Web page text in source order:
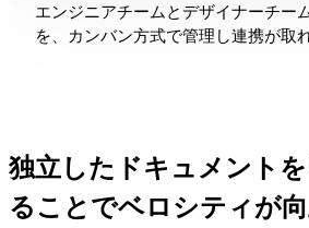
エンジニアチームとデザイナーチー
を、カンバン方式で管理し連携が取
独立したドキュメント
ることでベロシティが